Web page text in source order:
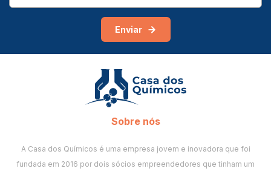
Enviar
Sobre nós
A Casa dos Químicos é uma empresa jovem e inovadora que foi
fundada em 2016 por dois sócios empreendedores que tinham um